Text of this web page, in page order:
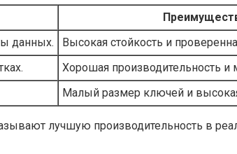
данных.
Высокая стойкость и
Хорошая производительность и
Малый размер ключей и
лучшую производительность в